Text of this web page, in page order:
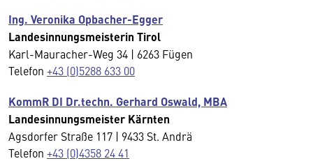
Ing. Veronika Opbacher-Egger
Landesinnungsmeisterin Tirol
Karl-Mauracher-Weg 34 | 6263 Fügen
Telefon +43 (0)5288 633 00
KommR DI Dr.techn. Gerhard Oswald, MBA
Landesinnungsmeister Kärnten
Agsdorfer Straße 117 | 9433 St. Andrä
Telefon +43 (0)4358 24 41